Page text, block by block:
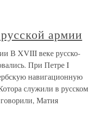
армии
В XVIII веке русско-
При Петре I
навигационную
служили в русском
Матия